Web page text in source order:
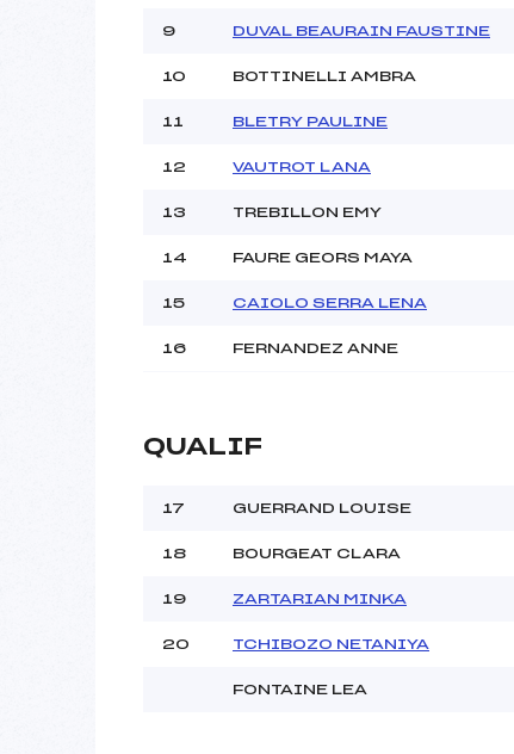
9 DUVAL BEAURAIN FAUSTINE
10 BOTTINELLI AMBRA
11 BLETRY PAULINE
12 VAUTROT LANA
13 TREBILLON EMY
14 FAURE GEORS MAYA
15 CAIOLO SERRA LENA
16 FERNANDEZ ANNE
QUALIF
17 GUERRAND LOUISE
18 BOURGEAT CLARA
19 ZARTARIAN MINKA
20 TCHIBOZO NETANIYA
FONTAINE LEA